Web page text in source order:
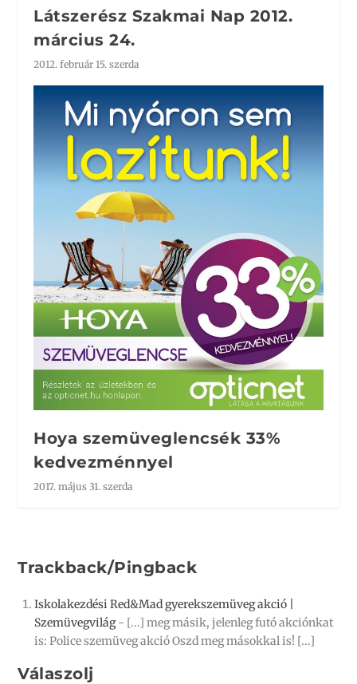
Látszerész Szakmai Nap 2012.
március 24.
2012. február 15. szerda
Hoya szemüveglencsék 33%
kedvezménnyel
2017. május 31. szerda
Trackback/Pingback
Iskolakezdési Red&Mad gyerekszemüveg akció |
Szemüvegvilág- [...] meg másik, jelenleg futó akciónkat
is: Police szemüveg akció Oszd meg másokkal is! [...]
Válaszolj